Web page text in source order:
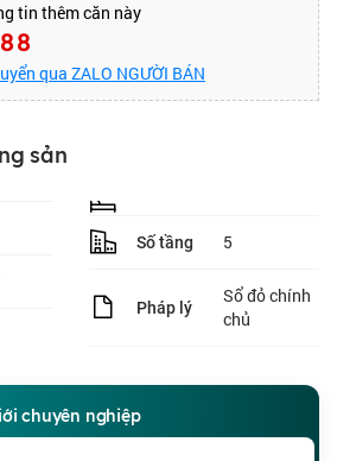
tin thêm căn này
qua ZALO NGƯỜI BÁN
sản
Số tầng 5
Pháp lý
Sổ đỏ chính
chủ
chuyên nghiệp